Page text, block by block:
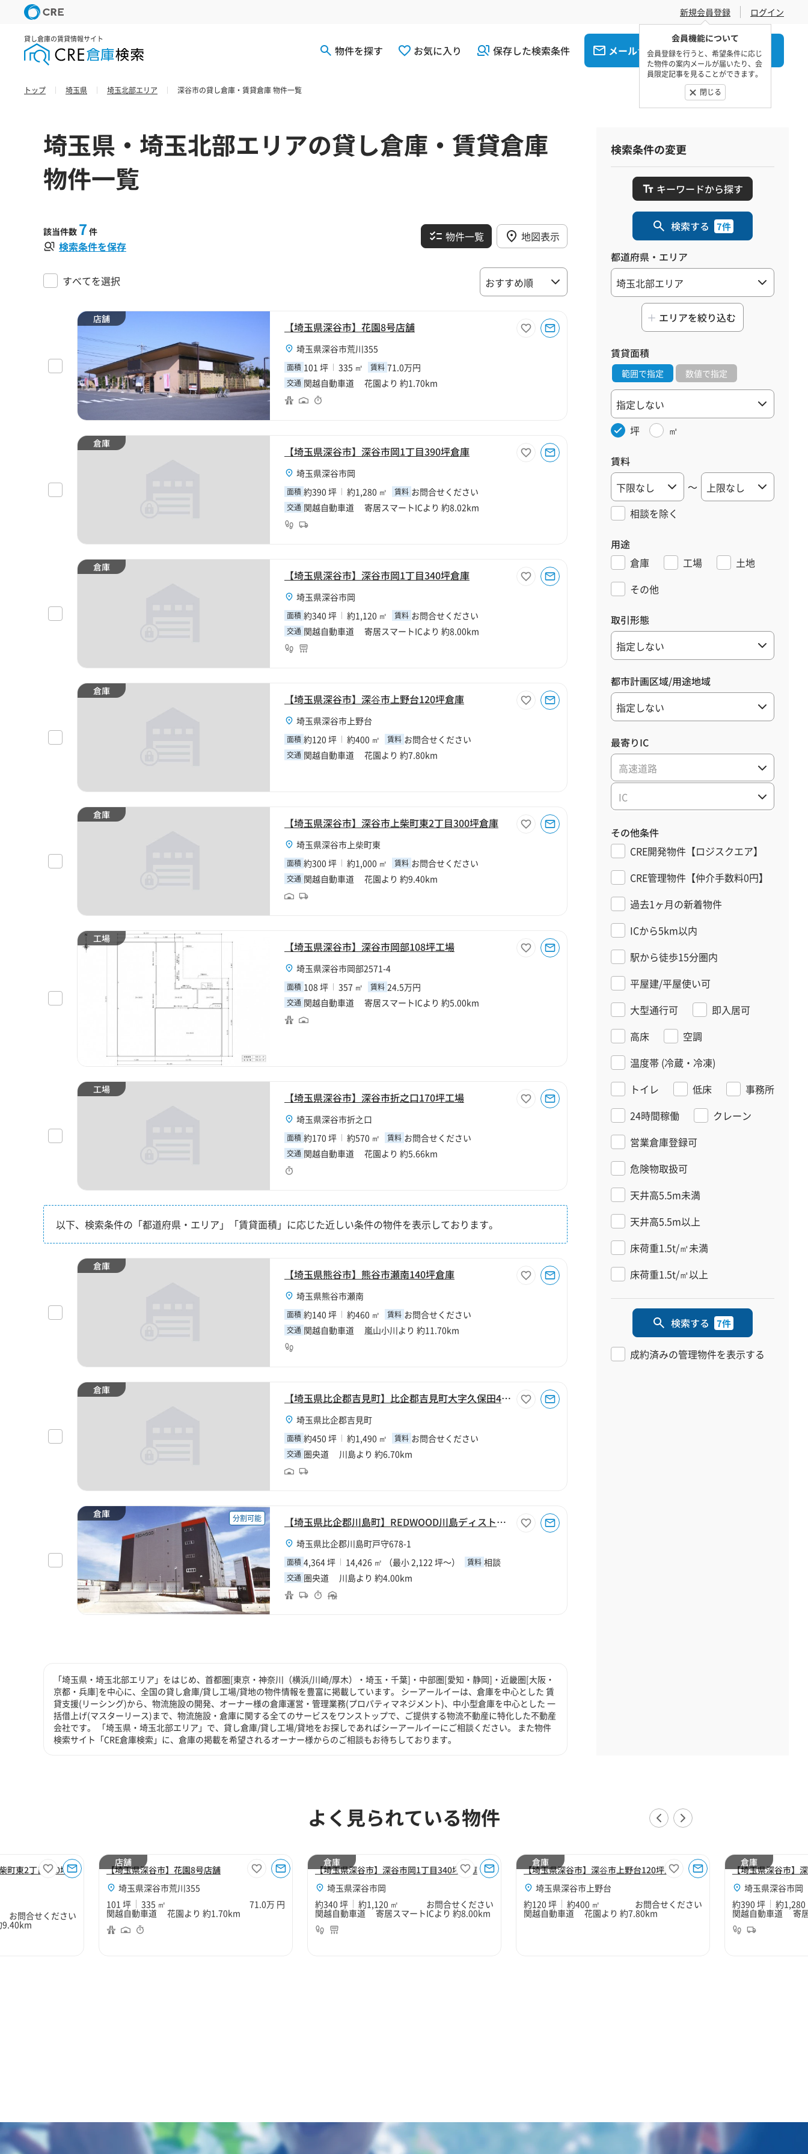
新規会員登録
会員機能について
会員登録を行うと、希望条件に応じ
た物件の案内メールが届いたり、会
員限定記事を見ることができます。
閉じる
ログイン
貸し倉庫の賃貸情報サイト
物件を探す お気に入り 保存した検索条件 メールでお問合せ 電話でお問合せ
トップ 埼玉県 埼玉北部エリア 深谷市の貸し倉庫・賃貸倉庫 物件一覧
埼玉県・埼玉北部エリアの貸し倉庫・賃貸倉庫
物件一覧
該当件数 7 件
検索条件を保存
物件一覧 地図表示
すべてを選択
店舗
【埼玉県深谷市】花園8号店舗
埼玉県深谷市荒川355
面積 101 坪 335 ㎡ 賃料 71.0万円
交通 関越自動車道 花園より 約1.70km
倉庫
【埼玉県深谷市】深谷市岡1丁目390坪倉庫
埼玉県深谷市岡
面積 約390 坪 約1,280 ㎡ 賃料 お問合せください
交通 関越自動車道 寄居スマートICより 約8.02km
倉庫
【埼玉県深谷市】深谷市岡1丁目340坪倉庫
埼玉県深谷市岡
面積 約340 坪 約1,120 ㎡ 賃料 お問合せください
交通 関越自動車道 寄居スマートICより 約8.00km
倉庫
【埼玉県深谷市】深⾕市上野台120坪倉庫
埼玉県深谷市上野台
面積 約120 坪 約400 ㎡ 賃料 お問合せください
交通 関越自動車道 花園より 約7.80km
倉庫
【埼玉県深谷市】深谷市上柴町東2丁目300坪倉庫
埼玉県深谷市上柴町東
面積 約300 坪 約1,000 ㎡ 賃料 お問合せください
交通 関越自動車道 花園より 約9.40km
工場
【埼玉県深谷市】深谷市岡部108坪工場
埼玉県深谷市岡部2571-4
面積 108 坪 357 ㎡ 賃料 24.5万円
交通 関越自動車道 寄居スマートICより 約5.00km
工場
【埼玉県深谷市】深谷市折之口170坪工場
埼玉県深谷市折之口
面積 約170 坪 約570 ㎡ 賃料 お問合せください
交通 関越自動車道 花園より 約5.66km
以下、検索条件の「都道府県・エリア」「賃貸面積」に応じた近しい条件の物件を表示しております。
倉庫
【埼玉県熊谷市】熊谷市瀬南140坪倉庫
埼玉県熊谷市瀬南
面積 約140 坪 約460 ㎡ 賃料 お問合せください
交通 関越自動車道 嵐山小川より 約11.70km
倉庫
【埼玉県比企郡吉見町】比企郡吉見町大字久保田450坪倉庫
埼玉県比企郡吉見町
面積 約450 坪 約1,490 ㎡ 賃料 お問合せください
交通 圏央道 川島より 約6.70km
倉庫 分割可能 【埼玉県比企郡川島町】REDWOOD川島ディストリビューションセンター
埼玉県比企郡川島町戸守678-1
面積 4,364 坪 14,426 ㎡ （最小 2,122 坪～） 賃料 相談
交通 圏央道 川島より 約4.00km
「埼玉県・埼玉北部エリア」をはじめ、首都圏[東京・神奈川（横浜/川崎/厚木）・埼玉・千葉]・中部圏[愛知・静岡]・近畿圏[大阪・
京都・兵庫]を中心に、全国の貸し倉庫/貸し工場/貸地の物件情報を豊富に掲載しています。 シーアールイーは、倉庫を中心とした 賃
貸支援(リーシング)から、物流施設の開発、オーナー様の倉庫運営・管理業務(プロパティマネジメント)、中小型倉庫を中心とした 一
括借上げ(マスターリース)まで、物流施設・倉庫に関する全てのサービスをワンストップで、ご提供する物流不動産に特化した不動産
会社です。 「埼玉県・埼玉北部エリア」で、貸し倉庫/貸し工場/貸地をお探しであればシーアールイーにご相談ください。 また物件
検索サイト「CRE倉庫検索」に、倉庫の掲載を希望されるオーナー様からのご相談もお待ちしております。
検索条件の変更
キーワードから探す
検索する 7件
都道府県・エリア
エリアを絞り込む
賃貸面積
範囲で指定 数値で指定
坪 ㎡
賃料
～
相談を除く
用途
倉庫
工場
土地
その他
取引形態
都市計画区域/用途地域
最寄りIC
高速道路
IC
その他条件
CRE開発物件【ロジスクエア】
CRE管理物件【仲介手数料0円】
過去1ヶ月の新着物件
ICから5km以内
駅から徒歩15分圏内
平屋建/平屋使い可
大型通行可
即入居可
高床
空調
温度帯 (冷蔵・冷凍)
トイレ
低床
事務所
24時間稼働
クレーン
営業倉庫登録可
危険物取扱可
天井高5.5m未満
天井高5.5m以上
床荷重1.5t/㎡未満
床荷重1.5t/㎡以上
検索する 7件
成約済みの管理物件を表示する
よく見られている物件
町東2丁目300坪
お問合せください
【埼玉県深谷市】花園8号店舗
埼玉県深谷市荒川355
101 坪
335 ㎡ 71.0万 円
関越自動車道 花園より 約1.70km
店舗
【埼玉県深谷市】深谷市岡1丁目340坪倉庫
埼玉県深谷市岡
約340 坪
約1,120 ㎡ お問合せください
関越自動車道 寄居スマートICより 約8.00km
倉庫
【埼玉県深谷市】深⾕市上野台120坪倉庫
埼玉県深谷市上野台
約120 坪
約400 ㎡ お問合せください
関越自動車道 花園より 約7.80km
倉庫
【埼玉県深谷市】
埼玉県深谷市岡
約390 坪
約1,280
関越自動車道 寄
倉庫